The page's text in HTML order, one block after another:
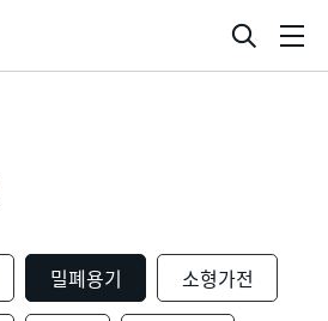
검
색
밀폐용기 소형가전